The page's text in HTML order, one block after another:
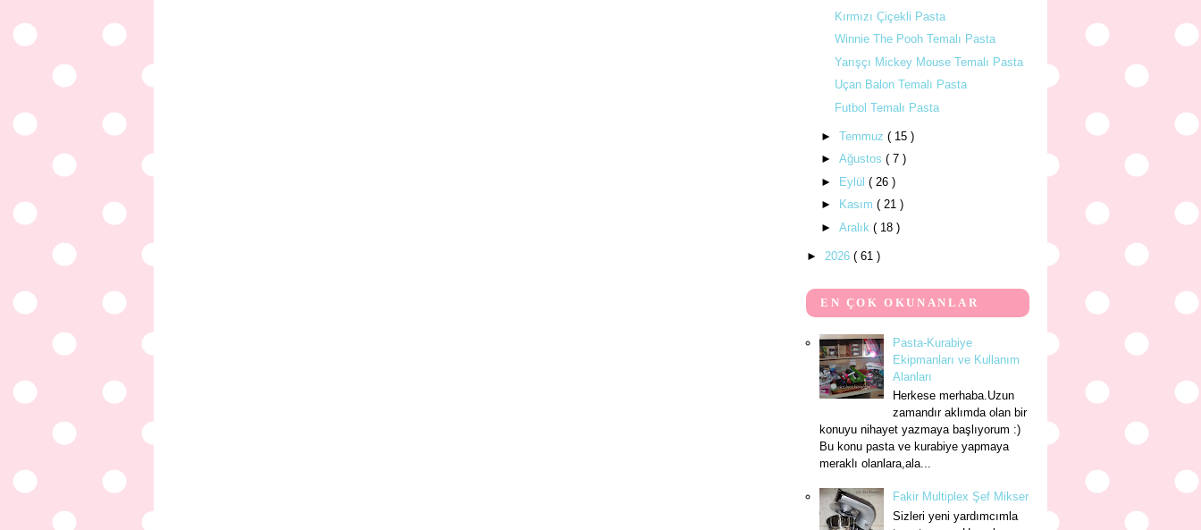
Kırmızı Çiçekli Pasta
Winnie The Pooh Temalı Pasta
Yarışçı Mickey Mouse Temalı Pasta
Uçan Balon Temalı Pasta
Futbol Temalı Pasta
► Temmuz ( 15 )
► Ağustos ( 7 )
►
Eylül ( 26 )
►
Kasım ( 21 )
► Aralık ( 18 )
► 2026 ( 61 )
EN ÇOK OKUNANLAR
Pasta-Kurabiye
Ekipmanları ve Kullanım
Alanları
Herkese merhaba.Uzun
zamandır aklımda olan bir
konuyu nihayet yazmaya başlıyorum :)
Bu konu pasta ve kurabiye yapmaya
meraklı olanlara,ala...
Fakir Multiplex Şef Mikser
Sizleri yeni yardımcımla